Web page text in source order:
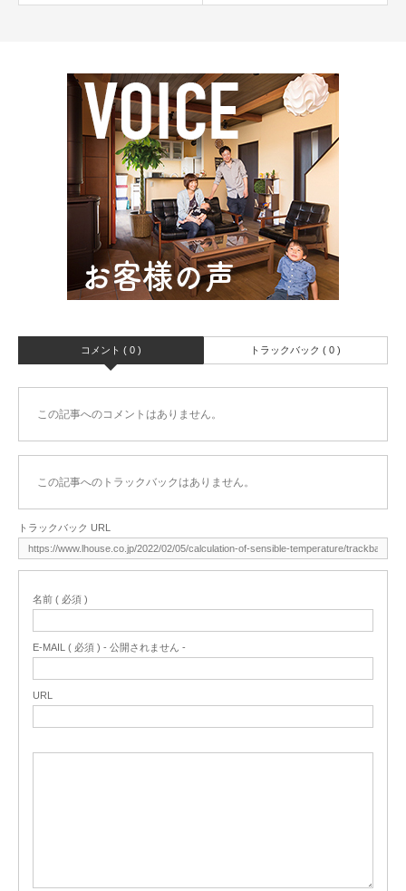
コメント ( 0 ) トラックバック ( 0 )
この記事へのコメントはありません。
この記事へのトラックバックはありません。
トラックバック URL
名前 ( 必須 )
E-MAIL ( 必須 ) - 公開されません -
URL